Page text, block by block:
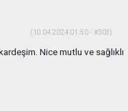
(10.04.2024 01:50 - #303)
Nice mutlu ve sağlıklı